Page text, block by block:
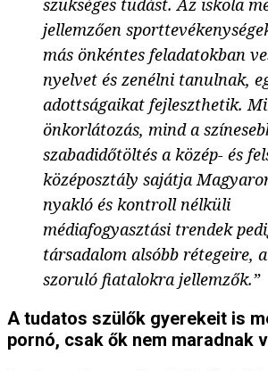
szükséges tudást. Az iskola
jellemzően
más önkéntes feladatokban
nyelvet és zenélni tanulnak,
adottságaikat fejleszthetik.
önkorlátozás, mind a
szabadidőtöltés a közép- és
középosztály sajátja
nyakló és kontroll nélküli
médiafogyasztási trendek
társadalom alsóbb rétegeire,
szoruló fiatalokra jellemzők.”
A tudatos szülők gyerekeit is
pornó, csak ők nem maradnak